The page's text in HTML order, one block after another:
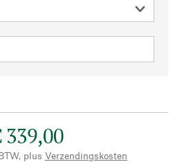
339,00
plus Verzendingskosten